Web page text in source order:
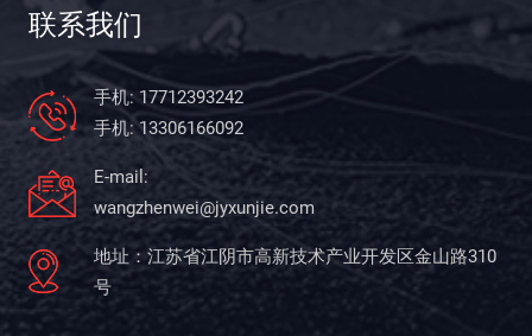
联系我们
手机: 17712393242
手机: 13306166092
E-mail:
wangzhenwei@jyxunjie.com
地址：江苏省江阴市高新技术产业开发区金山路310
号